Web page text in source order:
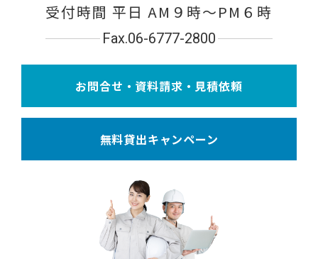
受付時間 平日 AM９時〜PM６時
Fax.06-6777-2800
お問合せ・資料請求・見積依頼
無料貸出キャンペーン